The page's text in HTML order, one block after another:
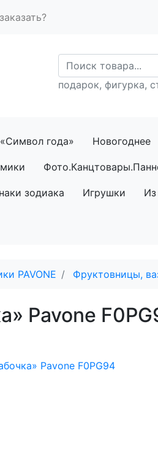
подарок, фигурка,
года» Новогоднее
зодиака Игрушки
PAVONE Фруктовницы,
Pavone